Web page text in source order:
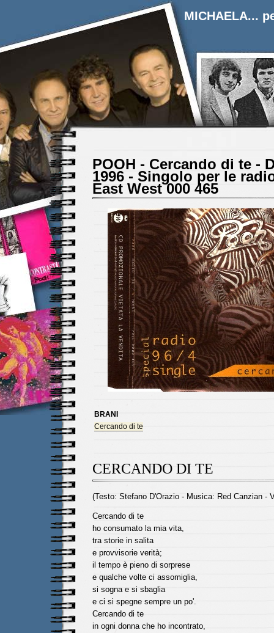
MICHAELA...
POOH - Cercando di te -
1996 - Singolo per le
East West 000 465
BRANI
Cercando di te
CERCANDO DI TE
(Testo: Stefano D'Orazio - Musica: Red Canzian -
Cercando di te
ho consumato la mia vita,
tra storie in salita
e provvisorie verità;
il tempo è pieno di sorprese
e qualche volte ci assomiglia,
si sogna e si sbaglia
e ci si spegne sempre un po'.
Cercando di te
in ogni donna che ho incontrato,